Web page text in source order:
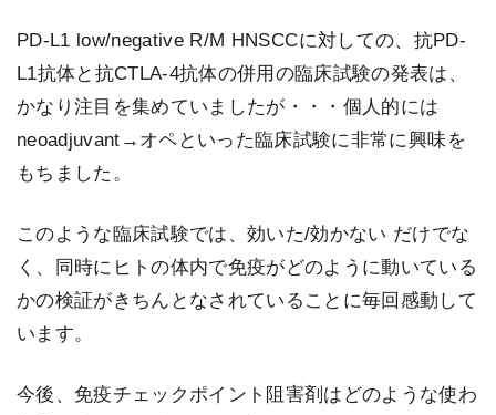
PD-L1 low/negative R/M HNSCCに対しての、抗PD-
L1抗体と抗CTLA-4抗体の併用の臨床試験の発表は、
かなり注目を集めていましたが・・・個人的には
neoadjuvant→オペといった臨床試験に非常に興味を
もちました。
このような臨床試験では、効いた/効かない だけでな
く、同時にヒトの体内で免疫がどのように動いている
かの検証がきちんとなされていることに毎回感動して
います。
今後、免疫チェックポイント阻害剤はどのような使わ